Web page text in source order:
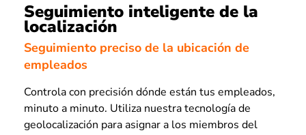
Seguimiento inteligente de la
localización
Seguimiento preciso de la ubicación de
empleados
Controla con precisión dónde están tus empleados,
minuto a minuto. Utiliza nuestra tecnología de
geolocalización para asignar a los miembros del